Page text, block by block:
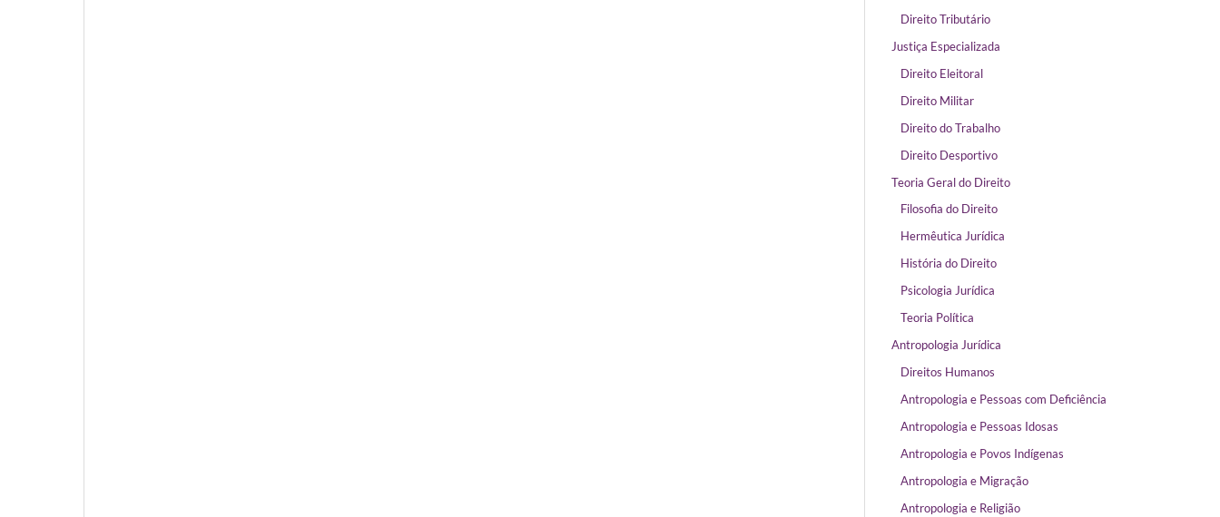
Direito Tributário
Justiça Especializada
Direito Eleitoral
Direito Militar
Direito do Trabalho
Direito Desportivo
Teoria Geral do Direito
Filosofia do Direito
Hermêutica Jurídica
História do Direito
Psicologia Jurídica
Teoria Política
Antropologia Jurídica
Direitos Humanos
Antropologia e Pessoas com Deficiência
Antropologia e Pessoas Idosas
Antropologia e Povos Indígenas
Antropologia e Migração
Antropologia e Religião